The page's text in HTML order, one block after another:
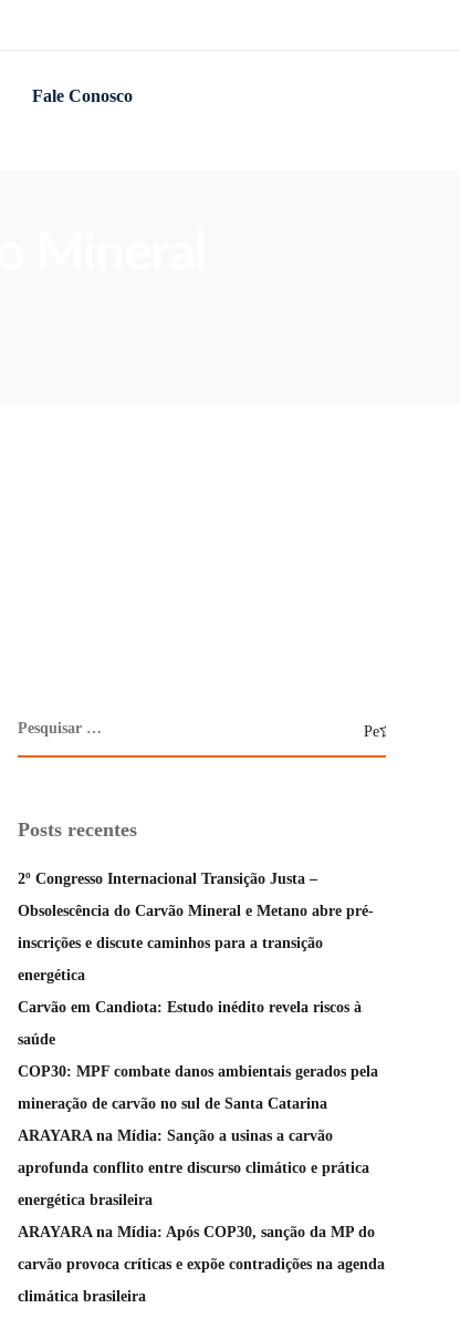
Fale Conosco
Posts recentes
2º Congresso Internacional Transição Justa –
Obsolescência do Carvão Mineral e Metano abre pré-
inscrições e discute caminhos para a transição
energética
Carvão em Candiota: Estudo inédito revela riscos à
saúde
COP30: MPF combate danos ambientais gerados pela
mineração de carvão no sul de Santa Catarina
ARAYARA na Mídia: Sanção a usinas a carvão
aprofunda conflito entre discurso climático e prática
energética brasileira
ARAYARA na Mídia: Após COP30, sanção da MP do
carvão provoca críticas e expõe contradições na agenda
climática brasileira